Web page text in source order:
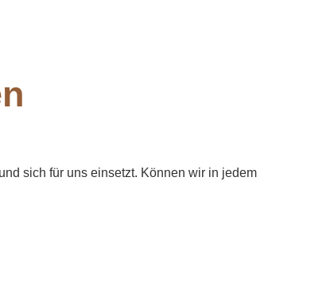
sich für uns einsetzt. Können wir in jedem